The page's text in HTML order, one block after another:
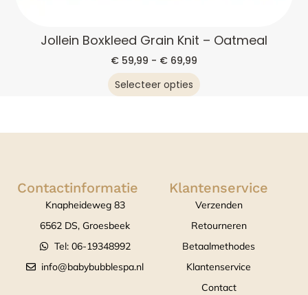
Jollein Boxkleed Grain Knit – Oatmeal
€ 59,99 - € 69,99
Selecteer opties
Contactinformatie
Knapheideweg 83
6562 DS, Groesbeek
Tel: 06-19348992
info@babybubblespa.nl
Klantenservice
Verzenden
Retourneren
Betaalmethodes
Klantenservice
Contact